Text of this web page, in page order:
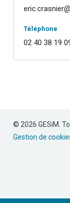
Téléphone
02 40 38 19
© 2026 GESiM.
Gestion de